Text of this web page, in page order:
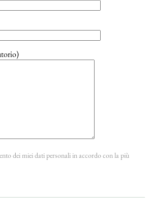
dei miei dati personali in accordo con la più